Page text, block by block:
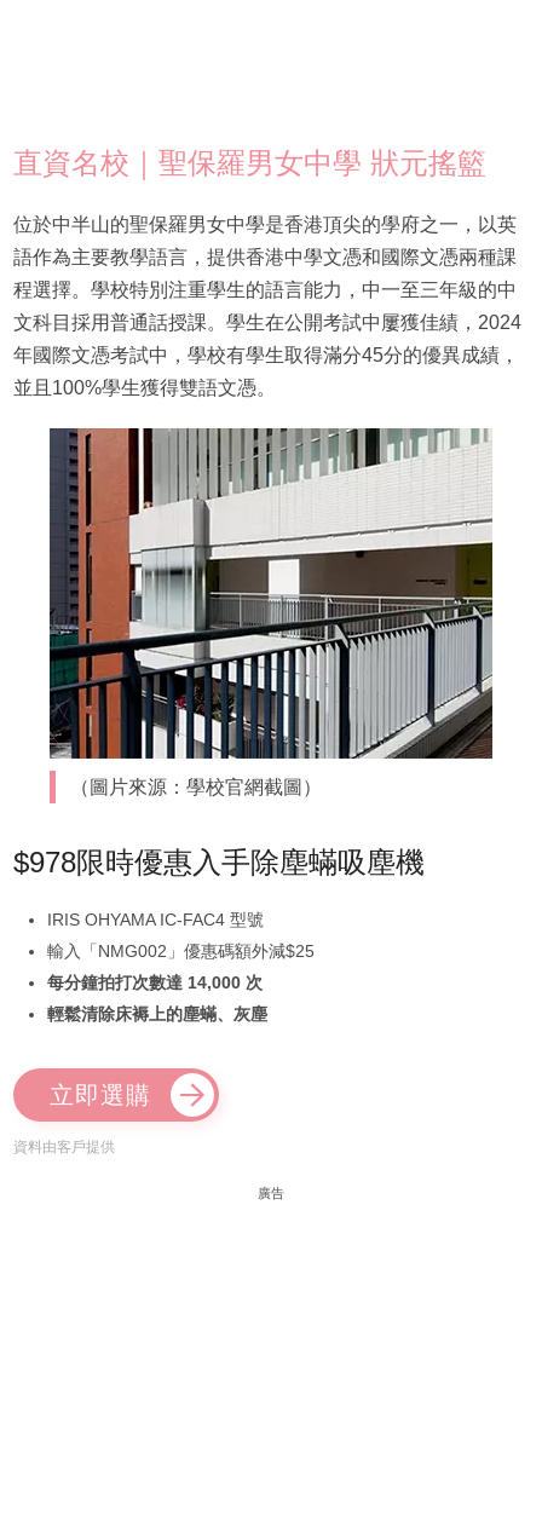
直資名校｜聖保羅男女中學 狀元搖籃
位於中半山的聖保羅男女中學是香港頂尖的學府之一，以英
語作為主要教學語言，提供香港中學文憑和國際文憑兩種課
程選擇。學校特別注重學生的語言能力，中一至三年級的中
文科目採用普通話授課。學生在公開考試中屢獲佳績，2024
年國際文憑考試中，學校有學生取得滿分45分的優異成績，
並且100%學生獲得雙語文憑。
（圖片來源：學校官網截圖）
$978限時優惠入手除塵蟎吸塵機
IRIS OHYAMA IC-FAC4 型號
輸入「NMG002」優惠碼額外減$25
每分鐘拍打次數達 14,000 次
輕鬆清除床褥上的塵蟎、灰塵
立即選購
資料由客戶提供
廣告